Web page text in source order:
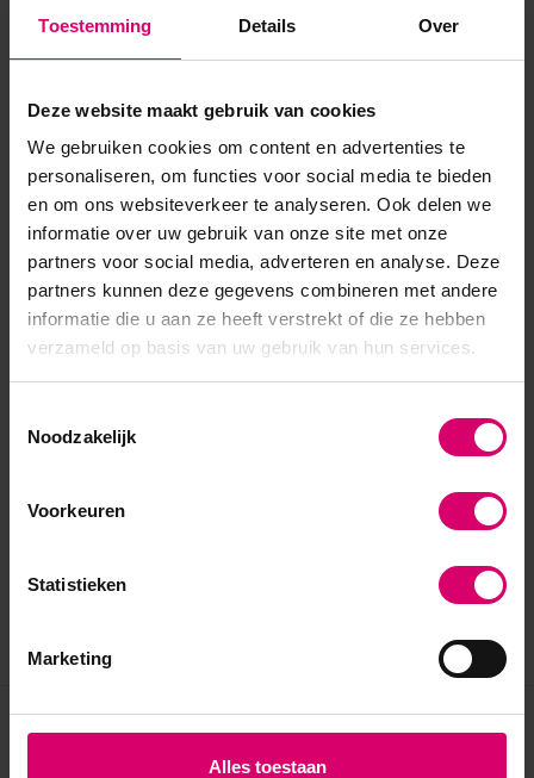
Toestemming Details Over
Deze website maakt gebruik van cookies
We gebruiken cookies om content en advertenties te
personaliseren, om functies voor social media te bieden
en om ons websiteverkeer te analyseren. Ook delen we
informatie over uw gebruik van onze site met onze
partners voor social media, adverteren en analyse. Deze
partners kunnen deze gegevens combineren met andere
informatie die u aan ze heeft verstrekt of die ze hebben
verzameld op basis van uw gebruik van hun services.
Noodzakelijk
Voorkeuren
Statistieken
Marketing
Alles toestaan
is een Long Wear nagellak die maar liefst 7 dage...
Toon meer
Product specificaties
EAN 639370011448
Eerder bekeken